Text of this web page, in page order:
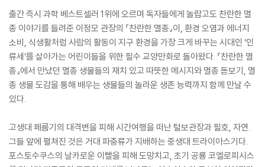
출간 즉시 과학 베스트셀러 1위에 오르며 독자들에게 놀랍고도 찬란한 멸
종 이야기를 들려준 이정모 관장의 『찬란한 멸종』이, 환경 오염과 에너지
소비, 식생활처럼 사람의 활동이 지구 환경을 가장 크게 바꾸는 시대인 ‘인
류세’를 살아가는 어린이들을 위한 필수 교양만화로 돌아왔다. 『찬란한 멸
종』에서 만났던 멸종 생물들의 재치 있고 따뜻한 메시지와 멸종 돋보기, 멸
종 생물 도감을 통해 배우는 생물들의 놀라운 생존 능력까지 함께 만날 수
있다.
고생대 페름기의 대격변을 피해 시간여행을 떠난 털보관장과 필호, 자연.
그들 앞에 펼쳐진 것은 거대 파충류가 지배하는 중생대 트라이아스기다.
포스토수쿠스의 날카로운 이빨을 피해 도망치고, 초기 공룡 코엘로피시스